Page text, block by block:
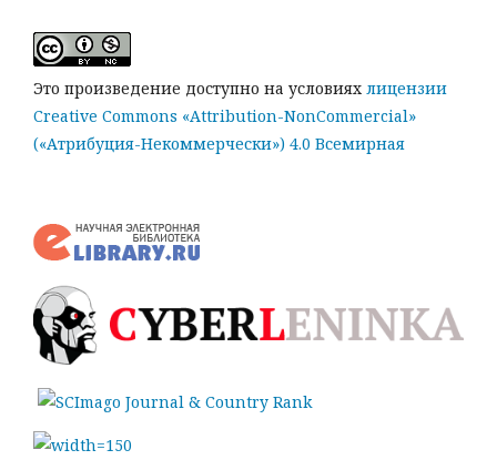
Это произведение доступно на условиях лицензии
Creative Commons «Attribution-NonCommercial»
(«Атрибуция-Некоммерчески») 4.0 Всемирная